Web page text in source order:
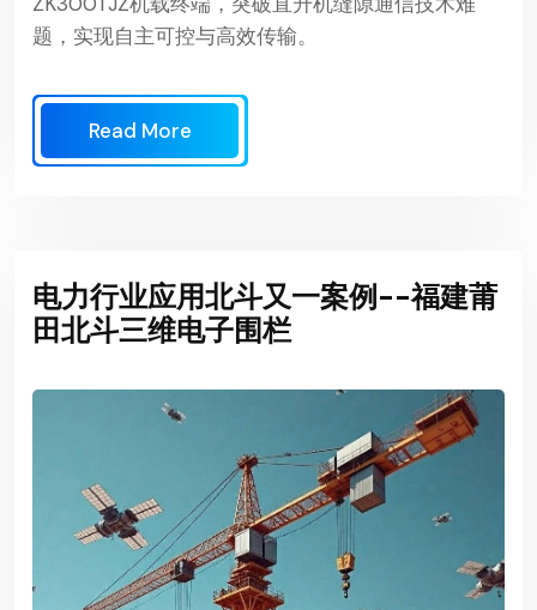
题，实现自主可控与高效传输。
Read More
电力行业应用北斗又一案例--福建莆
田北斗三维电子围栏